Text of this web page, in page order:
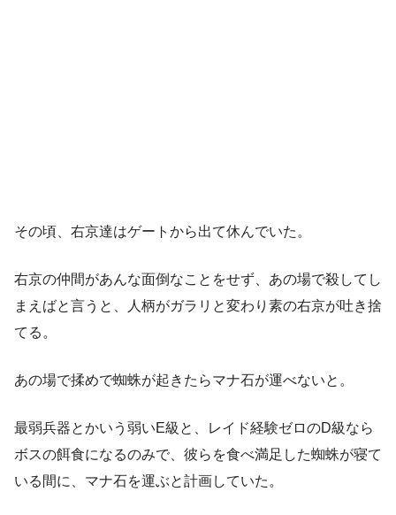
その頃、右京達はゲートから出て休んでいた。
右京の仲間があんな面倒なことをせず、あの場で殺してし
まえばと言うと、人柄がガラリと変わり素の右京が吐き捨
てる。
あの場で揉めで蜘蛛が起きたらマナ石が運べないと。
最弱兵器とかいう弱いE級と、レイド経験ゼロのD級なら
ボスの餌食になるのみで、彼らを食べ満足した蜘蛛が寝て
いる間に、マナ石を運ぶと計画していた。